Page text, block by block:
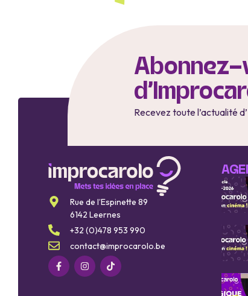
Abonnez-
Recevez toute l’actualité
Rue de l’Espinette 89
6142 Leernes
+32 (0)478 953 990
contact@improcarolo.be